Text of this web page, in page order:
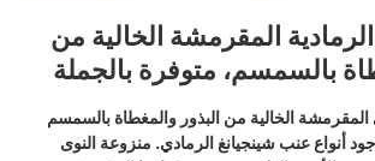
المقرمشة الخالية من
بالسمسم، متوفرة بالجملة
الخالية من البذور والمغطاة بالسمسم
أنواع عنب شينجيانغ الرمادي. منزوعة النوى